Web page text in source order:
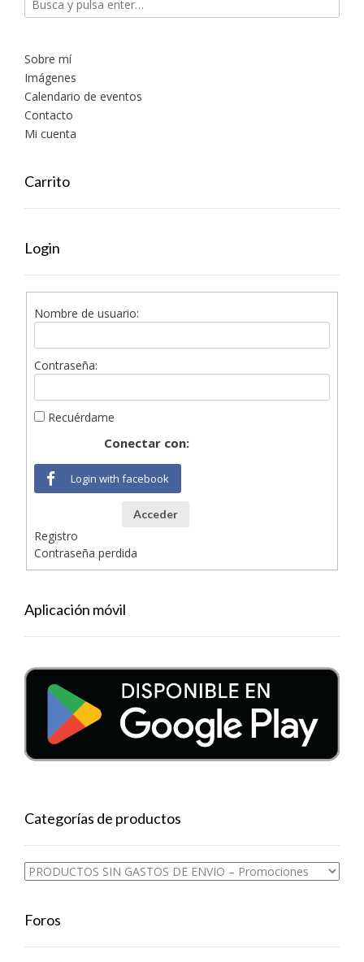
Sobre mí
Imágenes
Calendario de eventos
Contacto
Mi cuenta
Carrito
Login
Nombre de usuario:
Contraseña:
Recuérdame
Conectar con:
Login with facebook
Acceder
Registro
Contraseña perdida
Aplicación móvil
Categorías de productos
Foros